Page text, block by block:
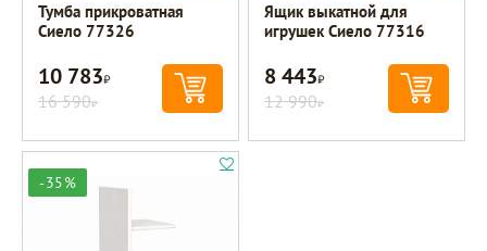
Тумба прикроватная
Сиело 77326
10 783Р
16 590Р
Ящик выкатной для
игрушек Сиело 77316
8 443Р
12 990Р
-35%